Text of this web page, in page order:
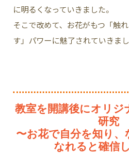
に明るくなっていきました。
そこで改めて、お花がもつ「触
す」パワーに魅了されていきまし
教室を開講後にオリジ
研究
〜お花で自分を知り、
なれると確信